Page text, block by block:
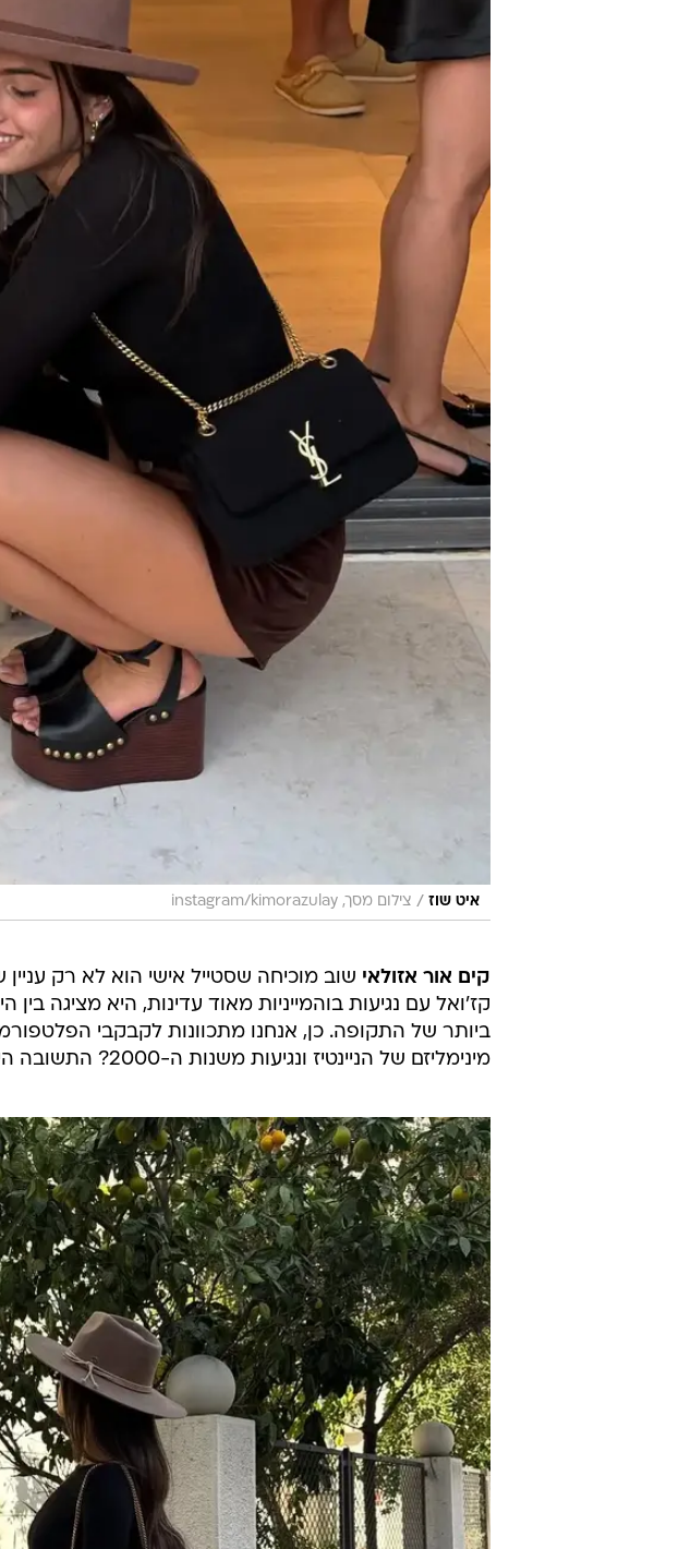
איט שוז / צילום מסך, instagram/kimorazulay
קים אור אזולאי שוב מוכיחה שסטייל אישי הוא לא רק
קז'ואל עם נגיעות בוהמייניות מאוד עדינות, היא מציגה
ביותר של התקופה. כן, אנחנו מתכוונות לקבקבי
מינימליזם של הניינטיז ונגיעות משנות ה-2000? התשובה היא לא.